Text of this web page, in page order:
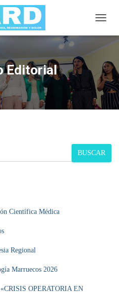
A
A
R
M
O
N
Editorial
BUSCAR
Científica Médica
Regional
Marruecos 2026
OPERATORIA EN